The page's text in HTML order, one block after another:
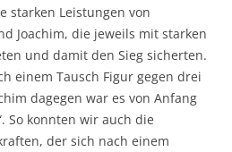
starken Leistungen von
Joachim, die jeweils mit starken
und damit den Sieg sicherten.
einem Tausch Figur gegen drei
dagegen war es von Anfang
So konnten wir auch die
der sich nach einem